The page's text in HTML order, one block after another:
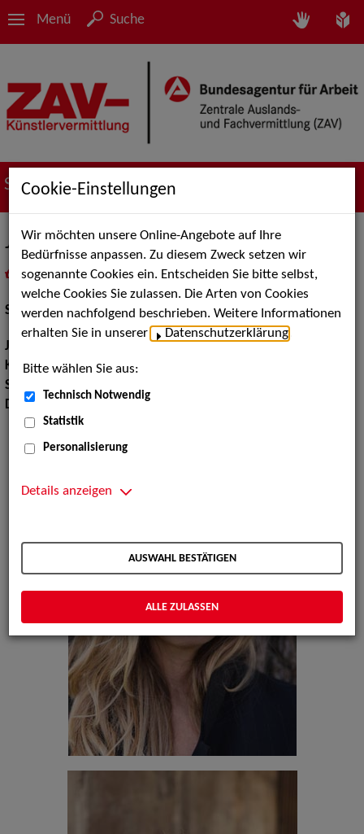
Menü Suche
Suche nach Künstler*innen
Julia Stinshoff
als PDF speichern
inMeine Merklistelegen
Schauspiel:Film und TV
Jahrgang:
Körpergröße:177 cm
Sport:
Dialekte:
Norddeutsch, Rheinisch
Cookie-Einstellungen
Wir möchten unsere Online-Angebote auf Ihre
Bedürfnisse anpassen. Zu diesem Zweck setzen wir
sogenannte Cookies ein. Entscheiden Sie bitte selbst,
welche Cookies Sie zulassen. Die Arten von Cookies
werden nachfolgend beschrieben. Weitere Informationen
erhalten Sie in unserer
Datenschutzerklärung
Bitte wählen Sie aus:
Technisch Notwendig
Statistik
Personalisierung
Details anzeigen
AUSWAHL BESTÄTIGEN
ALLE ZULASSEN